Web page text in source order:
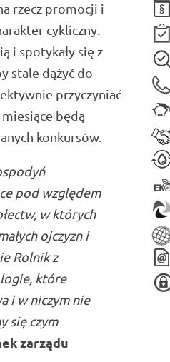
rzecz promocji i
cykliczny.
i spotykały się z
stale dążyć do
przyczyniać
będą
konkursów.
pod względem
w których
ojczyzn i
Rolnik z
które
i w niczym nie
się czym
zarządu